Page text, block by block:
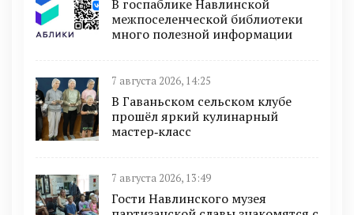
В госпаблике Навлинской
межпоселенческой библиотеки
много полезной информации
7 августа 2026, 14:25
В Гаваньском сельском клубе
прошёл яркий кулинарный
мастер‑класс
7 августа 2026, 13:49
Гости Навлинского музея